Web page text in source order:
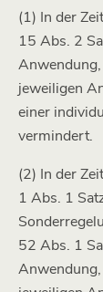
(1) In der
15 Abs. 2
jeweiligen
einer
vermindert.
(2) In der
1 Abs. 1
52 Abs. 1